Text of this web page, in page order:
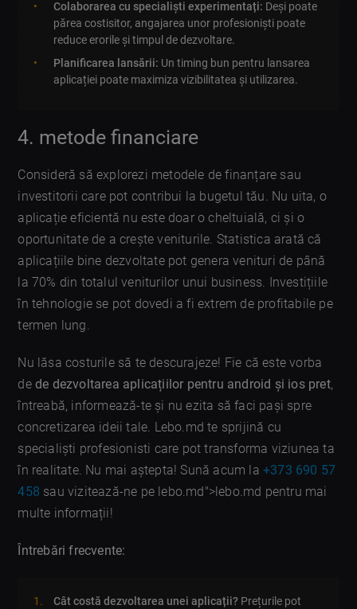
Colaborarea cu specialiști experimentați: Deși poate
părea costisitor, angajarea unor profesioniști poate
reduce erorile și timpul de dezvoltare.
Planificarea lansării: Un timing bun pentru lansarea
aplicației poate maximiza vizibilitatea și utilizarea.
4. metode financiare
Consideră să explorezi metodele de finanțare sau
investitorii care pot contribui la bugetul tău. Nu uita, o
aplicație eficientă nu este doar o cheltuială, ci și o
oportunitate de a crește veniturile. Statistica arată că
aplicațiile bine dezvoltate pot genera venituri de până
la 70% din totalul veniturilor unui business. Investițiile
în tehnologie se pot dovedi a fi extrem de profitabile pe
termen lung.
Nu lăsa costurile să te descurajeze! Fie că este vorba
dede dezvoltarea aplicațiilor pentru android și ios pret,
întreabă, informează-te și nu ezita să faci pași spre
concretizarea ideii tale. Lebo.md te sprijină cu
specialiști profesionisti care pot transforma viziunea ta
în realitate. Nu mai aștepta! Sună acum la+373 690 57
458 sau vizitează-ne pe lebo.md">lebo.md pentru mai
multe informații!
Întrebări frecvente:
Cât costă dezvoltarea unei aplicații? Prețurile pot